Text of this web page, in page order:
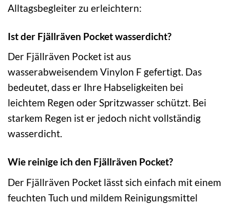
Alltagsbegleiter zu erleichtern:
Ist der Fjällräven Pocket wasserdicht?
Der Fjällräven Pocket ist aus
wasserabweisendem Vinylon F gefertigt. Das
bedeutet, dass er Ihre Habseligkeiten bei
leichtem Regen oder Spritzwasser schützt. Bei
starkem Regen ist er jedoch nicht vollständig
wasserdicht.
Wie reinige ich den Fjällräven Pocket?
Der Fjällräven Pocket lässt sich einfach mit einem
feuchten Tuch und mildem Reinigungsmittel